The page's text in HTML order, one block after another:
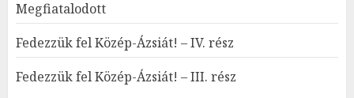
Megfiatalodott
Fedezzük fel Közép-Ázsiát! – IV. rész
Fedezzük fel Közép-Ázsiát! – III. rész